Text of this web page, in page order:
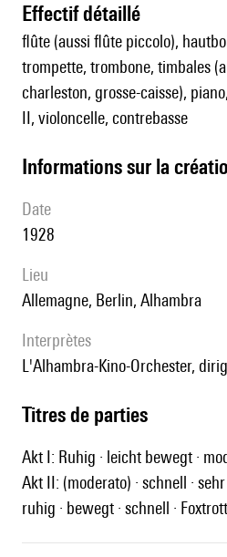
effectif détaillé
flûte (aussi flûte piccolo),
trompette, trombone, timbales
charleston, grosse-caisse),
II, violoncelle, contrebasse
informations sur la
date
1928
lieu
Allemagne, Berlin, Alhambra
interprètes
l'Alhambra-Kino-Orchester,
Titres de parties
Akt I: Ruhig · leicht bewegt ·
Akt II: (moderato) · schnell ·
ruhig · bewegt · schnell ·